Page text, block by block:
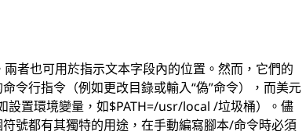
者也可用於指示文本字段內的位置。然而，它們的
令行指令（例如更改目錄或輸入“偽”命令），而美元
設置環境變量，如$PATH=/usr/local /垃圾桶）。儘
號都有其獨特的用途，在手動編寫腳本/命令時必須